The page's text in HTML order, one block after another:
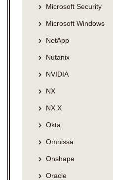
Microsoft Security
Microsoft Windows
NetApp
Nutanix
NVIDIA
NX
NX X
Okta
Omnissa
Onshape
Oracle